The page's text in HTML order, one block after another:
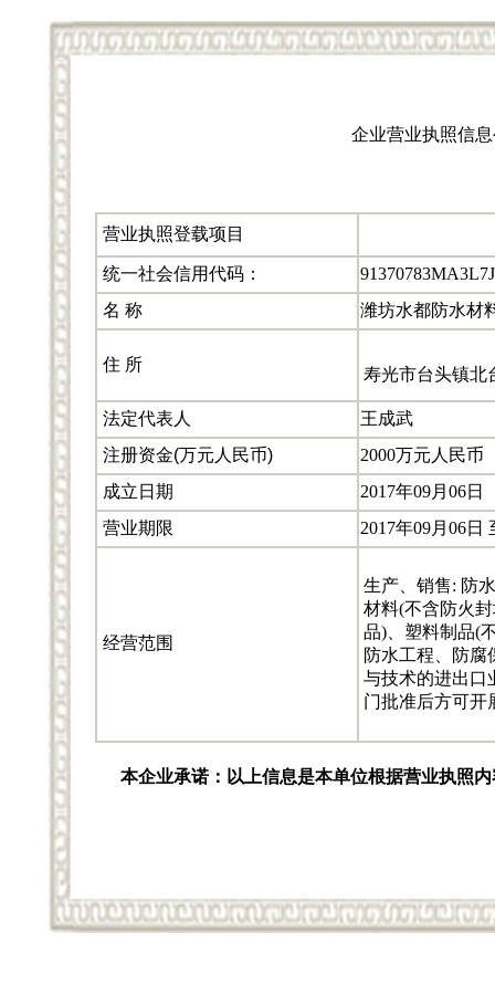
企业营业执照信
营业执照登载项目
统一社会信用代码：
名 称
潍坊水都防水材
住 所
寿光市台头镇北
法定代表人
王成武
注册资金(万元人民币)
2000万元人民币
成立日期
2017年09月06日
营业期限
2017年09月06日
经营范围
生产、销售: 防
材料(不含防火
品)、塑料制品(
防水工程、防腐
与技术的进出口
门批准后方可
本企业承诺：以上信息是本单位根据营业执照